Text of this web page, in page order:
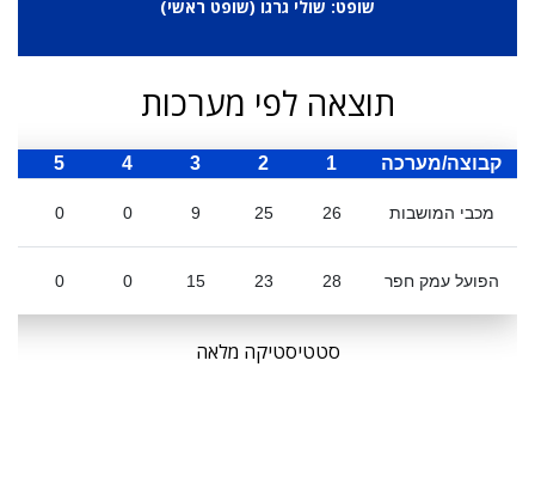
שופט: שולי גרגו (שופט ראשי)
תוצאה לפי מערכות
קבוצה/מערכה 1
2
3
4
5
מכבי המושבות 26
25
9
0
0
הפועל עמק חפר 28
23
15
0
0
סטטיסטיקה מלאה